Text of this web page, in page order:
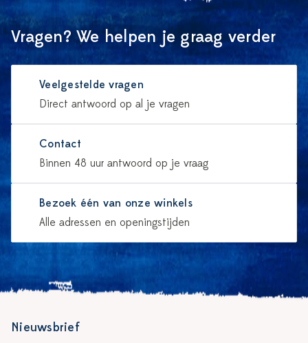
Vragen? We helpen je graag verder
Veelgestelde vragen
Direct antwoord op al je vragen
Contact
Binnen 48 uur antwoord op je vraag
Bezoek één van onze winkels
Alle adressen en openingstijden
Nieuwsbrief